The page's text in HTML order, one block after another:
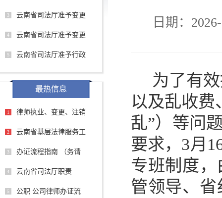
3 云南省司法厅准予变更
4 云南省司法厅准予变更
5 云南省司法厅准予行政
最热信息
1 律师执业、变更、注销
2 云南省基层法律服务工
3 办证流程指南 （务请
4 云南省司法厅职责
5 公职 公司律师办证流
日期：
为了有
以及乱收费
乱”）等问
要求， 3月
专班制度
管领导、